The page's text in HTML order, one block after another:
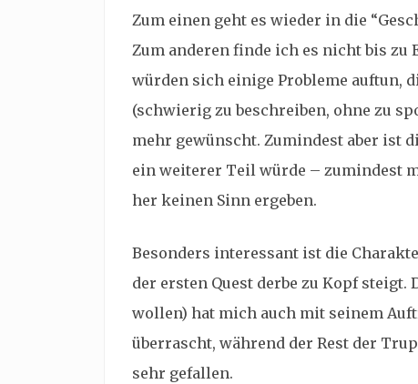
Zum einen geht es wieder in die
Zum anderen finde ich es nicht bis zu
würden sich einige Probleme auftun,
(schwierig zu beschreiben, ohne zu
mehr gewünscht. Zumindest aber ist
ein weiterer Teil würde – zumindest
her keinen Sinn ergeben.
Besonders interessant ist die
der ersten Quest derbe zu Kopf
wollen) hat mich auch mit seinem
überrascht, während der Rest der
sehr gefallen.